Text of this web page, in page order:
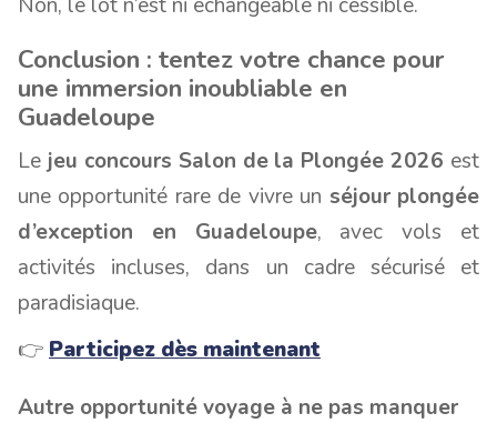
Conclusion : tentez votre chance pour
une immersion inoubliable en
Guadeloupe
Le jeu concours Salon de la Plongée 2026 est
une opportunité rare de vivre un séjour plongée
d’exception en Guadeloupe, avec vols et
activités incluses, dans un cadre sécurisé et
paradisiaque.
👉 Participez dès maintenant
Autre opportunité voyage à ne pas manquer